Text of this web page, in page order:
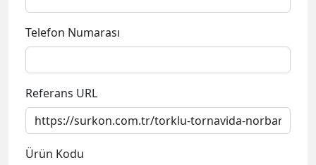
Telefon Numarası
Referans URL
Ürün Kodu